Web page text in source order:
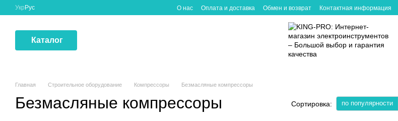
Перейти к основному контенту
Укр Рус О нас Оплата и доставка Обмен и возврат Контактная информация
Каталог
Главная Строительное оборудование Компрессоры Безмасляные компрессоры
Безмасляные компрессоры Сортировка: по популярности